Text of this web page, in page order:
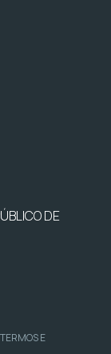
DE
TERMOS E